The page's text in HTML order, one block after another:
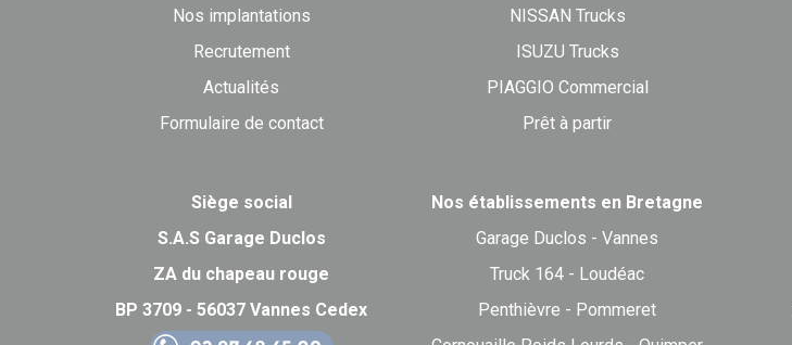
Nos implantations
Recrutement
Actualités
Formulaire de contact
NISSAN Trucks
ISUZU Trucks
PIAGGIO Commercial
Prêt à partir
Siège social
S.A.S Garage Duclos
ZA du chapeau rouge
BP 3709 - 56037 Vannes Cedex
Nos établissements en Bretagne
Garage Duclos - Vannes
Truck 164 - Loudéac
Penthièvre - Pommeret